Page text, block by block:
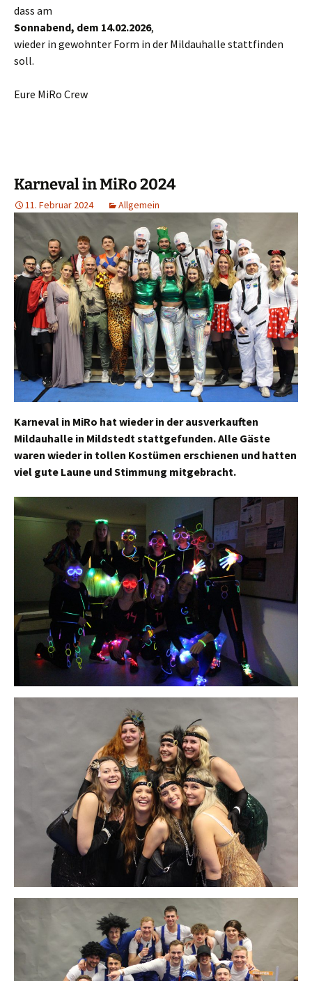
dass am
Sonnabend, dem 14.02.2026,
wieder in gewohnter Form in der Mildauhalle stattfinden
soll.
Eure MiRo Crew
Karneval in MiRo 2024
11. Februar 2024 Allgemein
Karneval in MiRo hat wieder in der ausverkauften
Mildauhalle in Mildstedt stattgefunden. Alle Gäste
waren wieder in tollen Kostümen erschienen und hatten
viel gute Laune und Stimmung mitgebracht.